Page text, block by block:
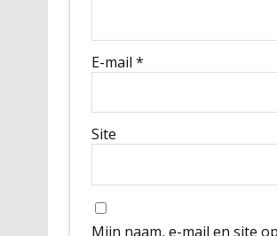
E-mail *
Site
Mijn naam, e-mail en site